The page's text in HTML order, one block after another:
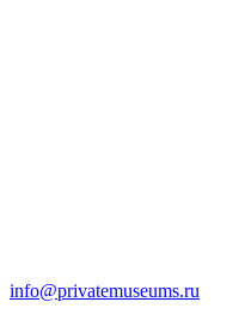
info@privatemuseums.ru